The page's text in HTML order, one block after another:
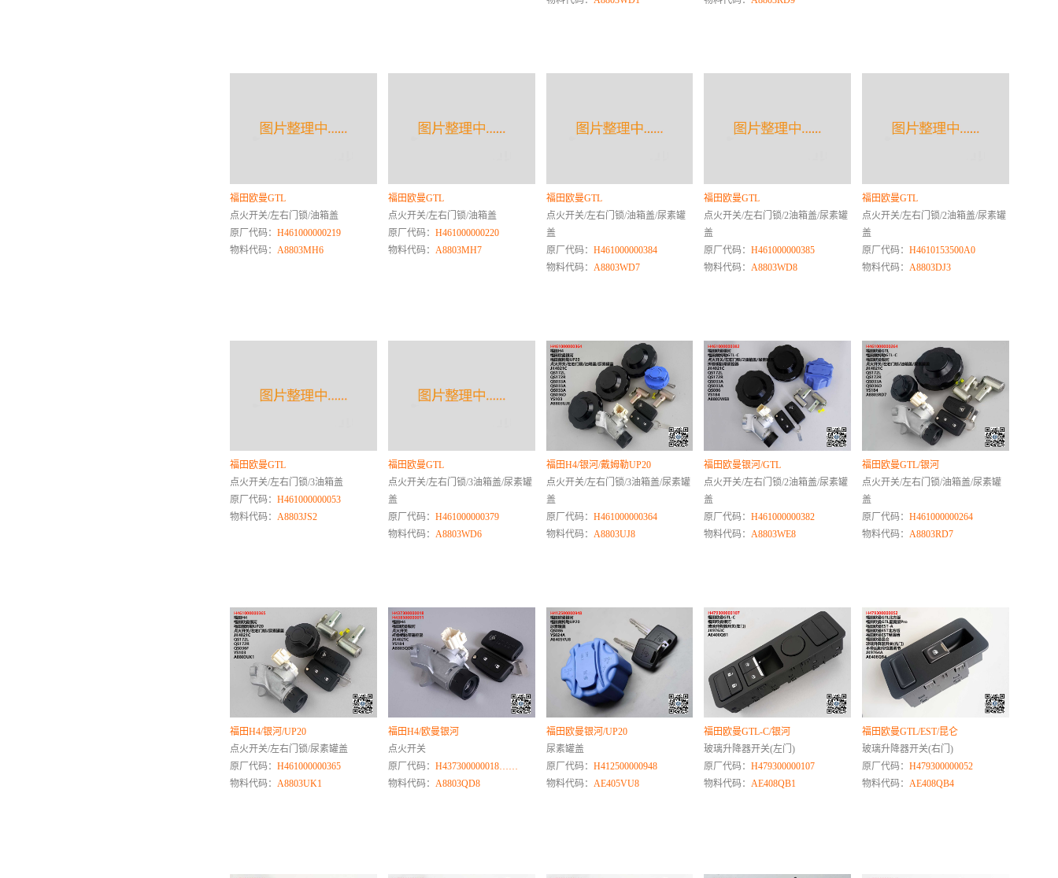
福田欧曼GTL
点火开关/左右门锁/油箱盖
原厂代码： H461000000219
物料代码： A8803MH6
福田欧曼GTL
点火开关/左右门锁/油箱盖
原厂代码： H461000000220
物料代码： A8803MH7
福田欧曼GTL
点火开关/左右门锁/油箱盖/尿素罐
盖
原厂代码： H461000000384
物料代码：
A8803WD7
福田欧曼GTL
点火开关/左右门锁/2油箱盖/尿素罐
盖
原厂代码：H461000000385
物料代码： A8803WD8
福田欧曼GTL
点火开关/左右门锁/2油箱盖/尿素罐
盖
原厂代码：H4610153500A0
物料代码： A8803DJ3
福田欧曼GTL
点火开关/左右门锁/3油箱盖
原厂代码： H461000000053
物料代码： A8803JS2
福田欧曼GTL
点火开关/左右门锁/3油箱盖/尿素罐
盖
原厂代码： H461000000379
物料代码： A8803WD6
福田H4/银河/戴姆勒UP20
点火开关/左右门锁/3油箱盖/尿素罐
盖
原厂代码： H461000000364
物料代码：
A8803UJ8
福田欧曼银河/GTL
点火开关/左右门锁/2油箱盖/尿素罐
盖
原厂代码：H461000000382
物料代码： A8803WE8
福田欧曼GTL/银河
点火开关/左右门锁/油箱盖/尿素罐
盖
原厂代码：H461000000264
物料代码： A8803RD7
福田H4/银河/UP20
点火开关/左右门锁/尿素罐盖
原厂代码： H461000000365
物料代码： A8803UK1
福田H4/欧曼银河
点火开关
原厂代码： H437300000018……
物料代码： A8803QD8
福田欧曼银河/UP20
尿素罐盖
原厂代码： H412500000948
物料代码： AE405VU8
福田欧曼GTL-C/银河
玻璃升降器开关(左门)
原厂代码：H479300000107
物料代码：AE408QB1
福田欧曼GTL/EST/昆仑
玻璃升降器开关(右门)
原厂代码：H479300000052
物料代码：AE408QB4